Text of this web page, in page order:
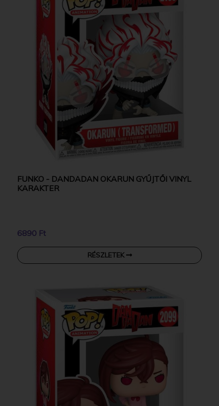
FUNKO - DANDADAN OKARUN GYŰJTŐI VINYL
KARAKTER
6890 Ft
RÉSZLETEK